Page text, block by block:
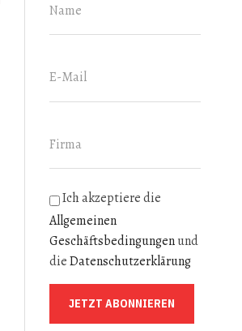
Ich akzeptiere die
Allgemeinen
Geschäftsbedingungenund
dieDatenschutzerklärung
JETZT ABONNIEREN